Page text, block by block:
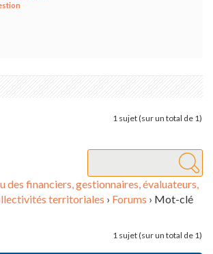
1 sujet (sur un total de 1)
des financiers, gestionnaires, évaluateurs,
territoriales › Forums › Mot-clé
1 sujet (sur un total de 1)